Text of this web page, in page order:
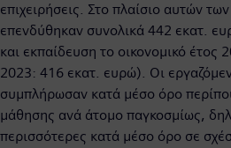
επιχειρήσεις. Στο πλαίσιο αυτών
επενδύθηκαν συνολικά 442 εκατ.
και εκπαίδευση το οικονομικό έτος
2023: 416 εκατ. ευρώ). Οι
συμπλήρωσαν κατά μέσο όρο
μάθησης ανά άτομο παγκοσμίως,
περισσότερες κατά μέσο όρο σε